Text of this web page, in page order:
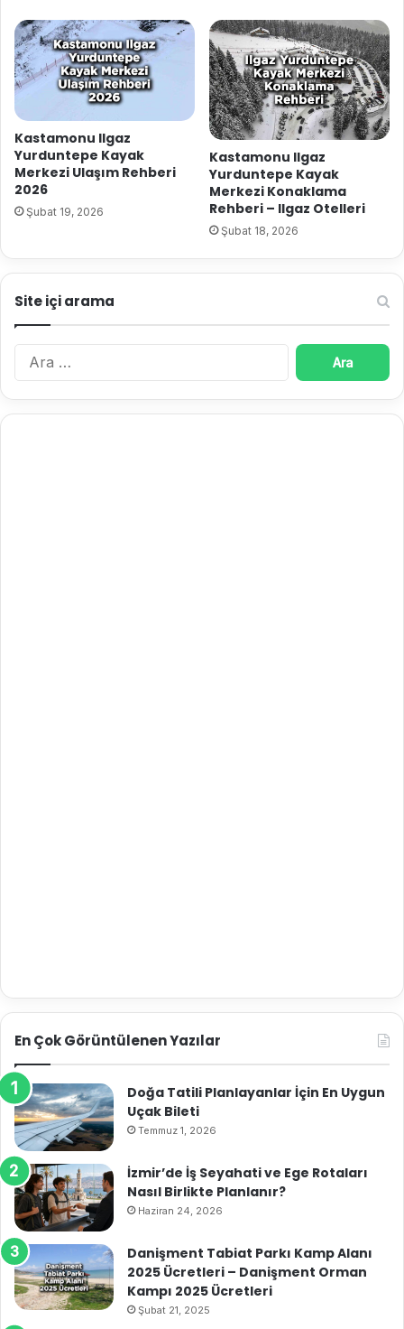
Kastamonu Ilgaz
Yurduntepe Kayak
Merkezi Ulaşım Rehberi
2026
Şubat 19, 2026
Kastamonu Ilgaz
Yurduntepe Kayak
Merkezi Konaklama
Rehberi – Ilgaz Otelleri
Şubat 18, 2026
Site içi arama
A
En Çok Görüntülenen Yazılar
Doğa Tatili Planlayanlar İçin En Uygun
Uçak Bileti
Temmuz 1, 2026
İzmir’de İş Seyahati ve Ege Rotaları
Nasıl Birlikte Planlanır?
Haziran 24, 2026
Danişment Tabiat Parkı Kamp Alanı
2025 Ücretleri – Danişment Orman
Kampı 2025 Ücretleri
Şubat 21, 2025